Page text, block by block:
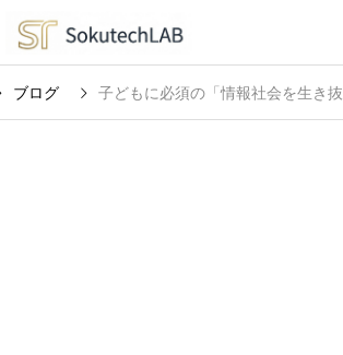
ブログ 子どもに必須の「情報社会を生き